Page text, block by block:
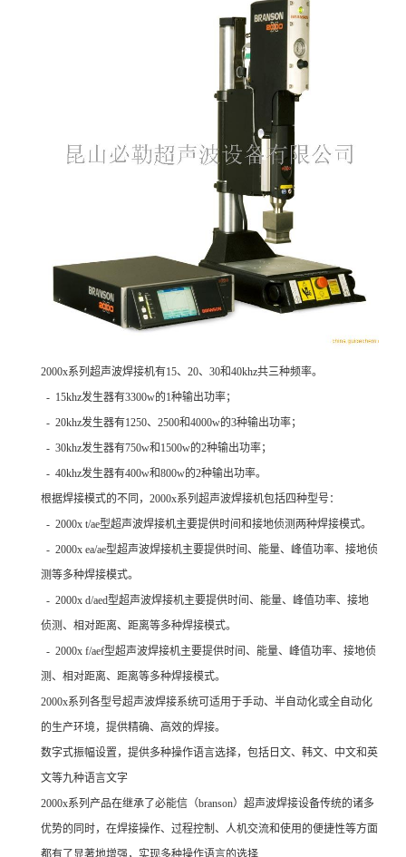
2000x系列超声波焊接机有15、20、30和40khz共三种频率。
- 15khz发生器有3300w的1种输出功率；
- 20khz发生器有1250、2500和4000w的3种输出功率；
- 30khz发生器有750w和1500w的2种输出功率；
- 40khz发生器有400w和800w的2种输出功率。
根据焊接模式的不同，2000x系列超声波焊接机包括四种型号：
- 2000x t/ae型超声波焊接机主要提供时间和接地侦测两种焊接模式。
- 2000x ea/ae型超声波焊接机主要提供时间、能量、峰值功率、接地侦
测等多种焊接模式。
- 2000x d/aed型超声波焊接机主要提供时间、能量、峰值功率、接地
侦测、相对距离、距离等多种焊接模式。
- 2000x f/aef型超声波焊接机主要提供时间、能量、峰值功率、接地侦
测、相对距离、距离等多种焊接模式。
2000x系列各型号超声波焊接系统可适用于手动、半自动化或全自动化
的生产环境，提供精确、高效的焊接。
数字式振幅设置，提供多种操作语言选择，包括日文、韩文、中文和英
文等九种语言文字
2000x系列产品在继承了必能信（branson）超声波焊接设备传统的诸多
优势的同时，在焊接操作、过程控制、人机交流和使用的便捷性等方面
都有了显著地增强，实现多种操作语言的选择